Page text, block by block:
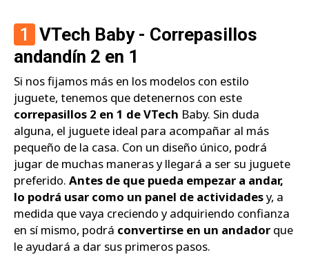
1
VTech Baby - Correpasillos
andandín 2 en 1
Si nos fijamos más en los modelos con estilo
juguete, tenemos que detenernos con este
correpasillos 2 en 1 de VTech Baby. Sin duda
alguna, el juguete ideal para acompañar al más
pequeño de la casa. Con un diseño único, podrá
jugar de muchas maneras y llegará a ser su juguete
preferido. Antes de que pueda empezar a andar,
lo podrá usar como un panel de actividadesy, a
medida que vaya creciendo y adquiriendo confianza
en sí mismo, podrá convertirse en un andador que
le ayudará a dar sus primeros pasos.